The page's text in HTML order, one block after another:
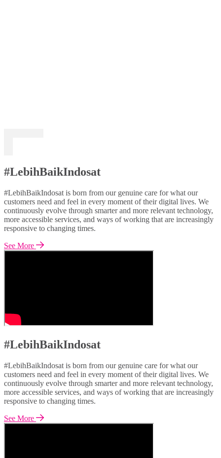
#LebihBaikIndosat
#LebihBaikIndosat is born from our genuine care for what our
customers need and feel in every moment of their digital lives. We
continuously evolve through smarter and more relevant technology,
more accessible services, and ways of working that are increasingly
responsive to changing times.
See More
#LebihBaikIndosat
#LebihBaikIndosat is born from our genuine care for what our
customers need and feel in every moment of their digital lives. We
continuously evolve through smarter and more relevant technology,
more accessible services, and ways of working that are increasingly
responsive to changing times.
See More